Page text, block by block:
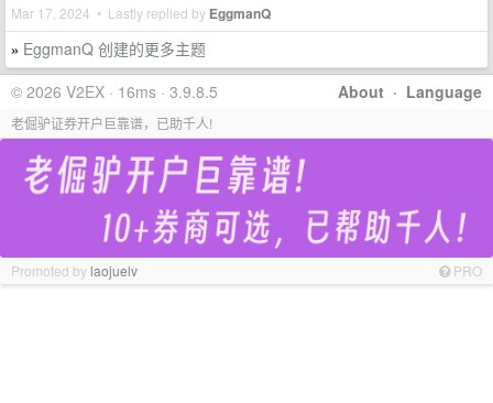
Mar 17, 2024 • Lastly replied by EggmanQ
» EggmanQ 创建的更多主题
About · Language
© 2026 V2EX · 16ms · 3.9.8.5
老倔驴证券开户巨靠谱，已助千人!
Promoted bylaojuelv PRO